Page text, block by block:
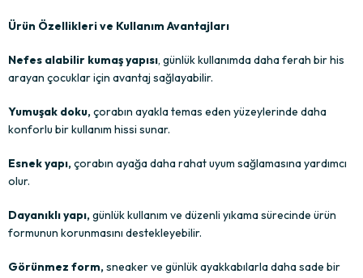
Ürün Özellikleri ve Kullanım Avantajları
Nefes alabilir kumaş yapısı, günlük kullanımda daha ferah bir his
arayan çocuklar için avantaj sağlayabilir.
Yumuşak doku,çorabın ayakla temas eden yüzeylerinde daha
konforlu bir kullanım hissi sunar.
Esnek yapı,çorabın ayağa daha rahat uyum sağlamasına yardımcı
olur.
Dayanıklı yapı,günlük kullanım ve düzenli yıkama sürecinde ürün
formunun korunmasını destekleyebilir.
Görünmez form,sneaker ve günlük ayakkabılarla daha sade bir